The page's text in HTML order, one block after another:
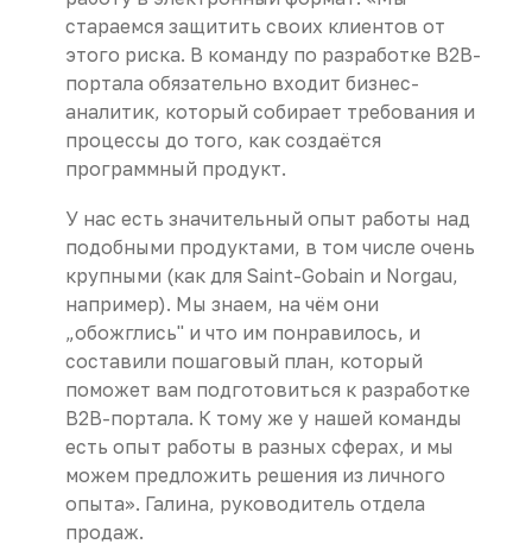
стараемся защитить своих клиентов от
этого риска. В команду по разработке B2B-
портала обязательно входит бизнес-
аналитик, который собирает требования и
процессы до того, как создаётся
программный продукт.
У нас есть значительный опыт работы над
подобными продуктами, в том числе очень
крупными (как для Saint-Gobain и Norgau,
например). Мы знаем, на чём они
„обожглись" и что им понравилось, и
составили пошаговый план, который
поможет вам подготовиться к разработке
B2B-портала. К тому же у нашей команды
есть опыт работы в разных сферах, и мы
можем предложить решения из личного
опыта». Галина, руководитель отдела
продаж.